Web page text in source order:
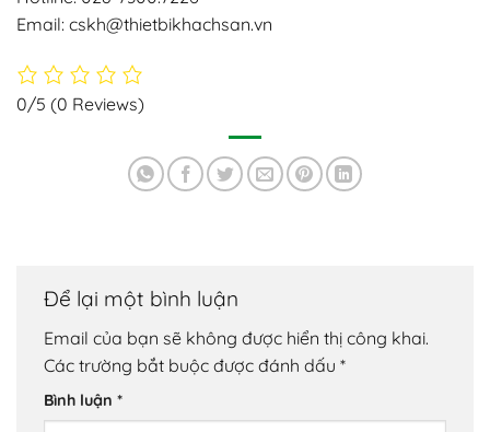
Email: cskh@thietbikhachsan.vn
0/5 (0 Reviews)
Để lại một bình luận
Email của bạn sẽ không được hiển thị công khai.
Các trường bắt buộc được đánh dấu *
Bình luận *